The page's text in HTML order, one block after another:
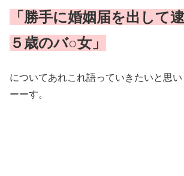
「勝手に婚姻届を出して
５歳のバ○女」
についてあれこれ語っていきたいと思
ーーす。